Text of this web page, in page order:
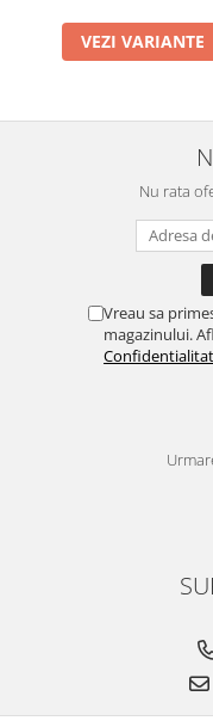
VEZI VARIANTE
Nu rata
Vreau sa
magazinului.